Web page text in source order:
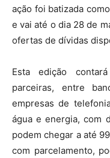
ação foi batizada
e vai até o dia 28 de
ofertas de dívidas
Esta edição
parceiras, entre
empresas de
água e energia, com
podem chegar a até
com parcelamento,